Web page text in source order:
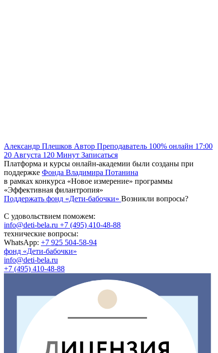
Александр Плешков Автор Преподаватель 100% онлайн 17:00
20 Августа 120 Минут Записаться
Платформа и курсы онлайн-академии были созданы при
поддержке Фонда Владимира Потанина
в рамках конкурса «Новое измерение» программы
«Эффективная филантропия»
Поддержать фонд «Дети-бабочки» Возникли вопросы?
С удовольствием поможем:
info@deti-bela.ru +7 (495) 410-48-88
технические вопросы:
WhatsApp: +7 925 504-58-94
фонд «Дети-бабочки»
info@deti-bela.ru
+7 (495) 410-48-88